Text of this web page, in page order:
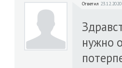
Ответил
нужно